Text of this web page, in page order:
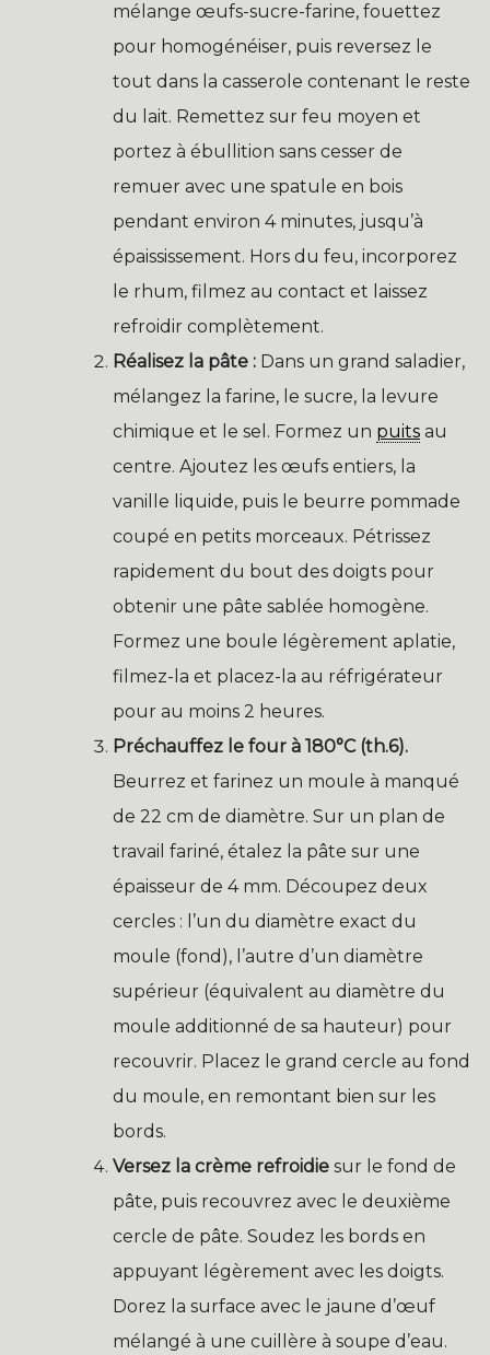
mélange œufs-sucre-farine, fouettez
pour homogénéiser, puis reversez le
tout dans la casserole contenant le reste
du lait. Remettez sur feu moyen et
portez à ébullition sans cesser de
remuer avec une spatule en bois
pendant environ 4 minutes, jusqu’à
épaississement. Hors du feu, incorporez
le rhum, filmez au contact et laissez
refroidir complètement.
Réalisez la pâte : Dans un grand saladier,
mélangez la farine, le sucre, la levure
chimique et le sel. Formez un puits au
centre. Ajoutez les œufs entiers, la
vanille liquide, puis le beurre pommade
coupé en petits morceaux. Pétrissez
rapidement du bout des doigts pour
obtenir une pâte sablée homogène.
Formez une boule légèrement aplatie,
filmez-la et placez-la au réfrigérateur
pour au moins 2 heures.
Préchauffez le four à 180°C (th.6).
Beurrez et farinez un moule à manqué
de 22 cm de diamètre. Sur un plan de
travail fariné, étalez la pâte sur une
épaisseur de 4 mm. Découpez deux
cercles : l’un du diamètre exact du
moule (fond), l’autre d’un diamètre
supérieur (équivalent au diamètre du
moule additionné de sa hauteur) pour
recouvrir. Placez le grand cercle au fond
du moule, en remontant bien sur les
bords.
Versez la crème refroidie sur le fond de
pâte, puis recouvrez avec le deuxième
cercle de pâte. Soudez les bords en
appuyant légèrement avec les doigts.
Dorez la surface avec le jaune d’œuf
mélangé à une cuillère à soupe d’eau.